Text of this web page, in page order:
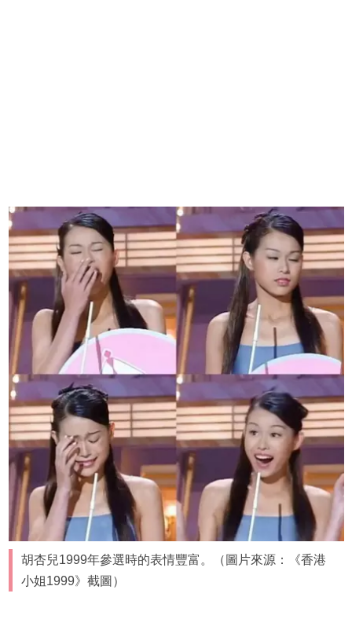
胡杏兒1999年參選時的表情豐富。（圖片來源：《香港
小姐1999》截圖）